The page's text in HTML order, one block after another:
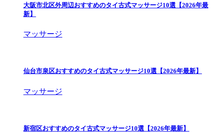
大阪市北区外周辺おすすめのタイ古式マッサージ10選【2026年最
新】
マッサージ
仙台市泉区おすすめのタイ古式マッサージ10選【2026年最新】
マッサージ
新宿区おすすめのタイ古式マッサージ10選【2026年最新】